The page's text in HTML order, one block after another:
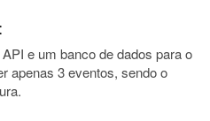
e um banco de dados para o
apenas 3 eventos, sendo o